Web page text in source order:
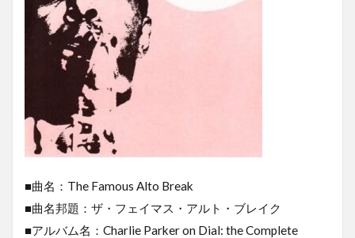
■曲名：The Famous Alto Break
■曲名邦題：ザ・フェイマス・アルト・ブレイク
■アルバム名：Charlie Parker on Dial: the Complete